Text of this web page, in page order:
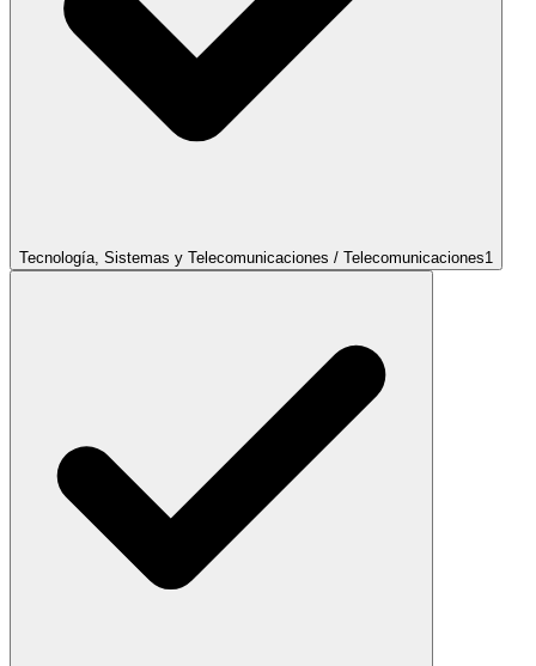
Tecnología, Sistemas y Telecomunicaciones / Telecomunicaciones1